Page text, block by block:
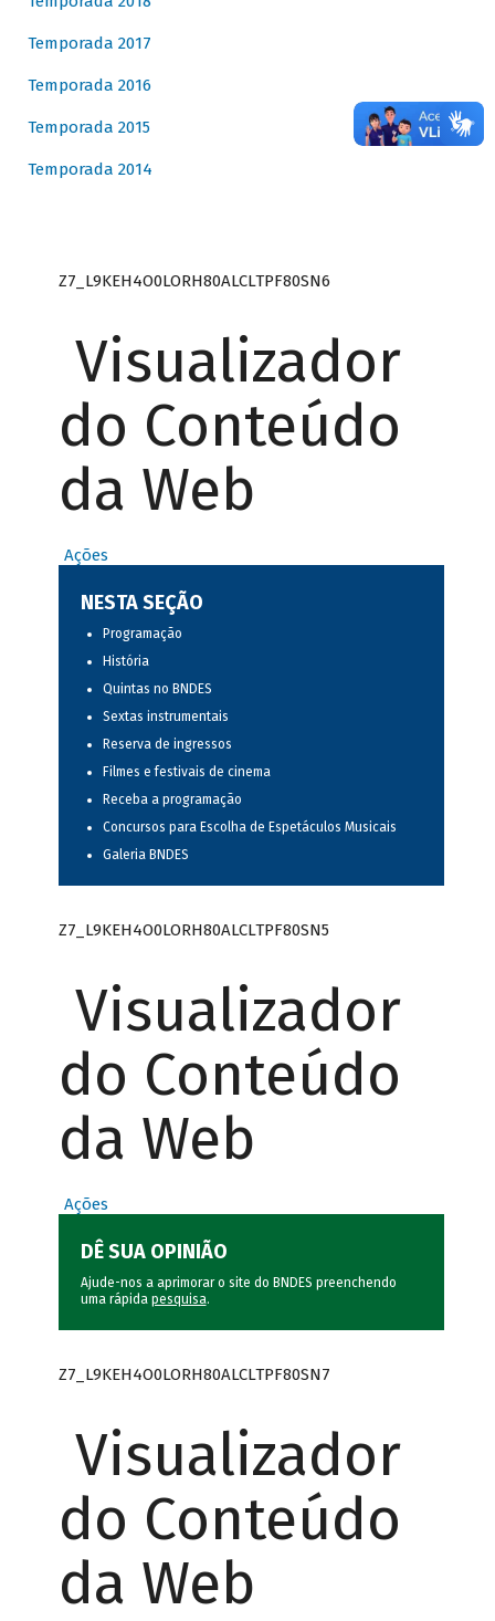
Temporada 2017
Temporada 2016
Temporada 2015
Temporada 2014
Z7_L9KEH4O0LORH80ALCLTPF80SN6
Visualizador
do Conteúdo
da Web
Ações
NESTA SEÇÃO
Programação
História
Quintas no BNDES
Sextas instrumentais
Reserva de ingressos
Filmes e festivais de cinema
Receba a programação
Concursos para Escolha de Espetáculos Musicais
Galeria BNDES
Z7_L9KEH4O0LORH80ALCLTPF80SN5
Visualizador
do Conteúdo
da Web
Ações
DÊ SUA OPINIÃO
Ajude-nos a aprimorar o site do BNDES preenchendo
uma rápida pesquisa.
Z7_L9KEH4O0LORH80ALCLTPF80SN7
Visualizador
do Conteúdo
da Web